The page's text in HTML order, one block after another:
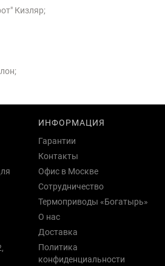
Кизляр;
ИНФОРМАЦИЯ
Гарантии
Контакты
Офис в Москве
Сотрудничество
Термоприводы «Богатырь»
О нас
Доставка
Политика
конфиденциальности